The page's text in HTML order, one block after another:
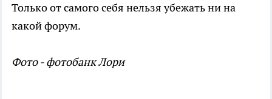
Только от самого себя нельзя убежать ни на
какой форум.
Фото - фотобанк Лори